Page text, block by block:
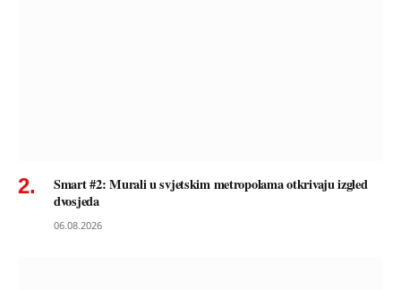
Smart #2: Murali u svjetskim metropolama otkrivaju izgled
dvosjeda
06.08.2026